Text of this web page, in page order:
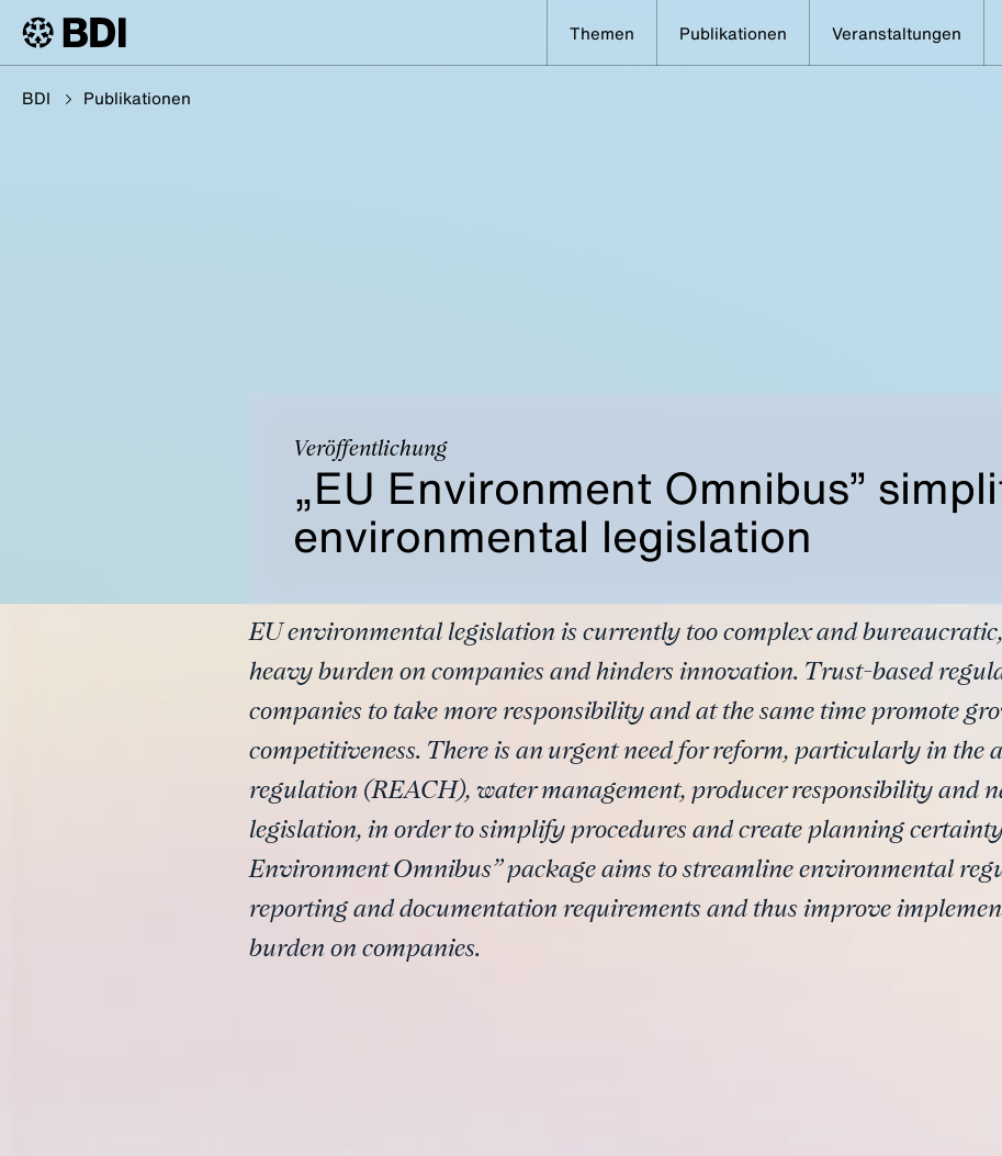
Themen Publikationen Veranstaltungen
BDI Publikationen
Veröffentlichung
„EU Environment Omnibus”
environmental legislation
EU environmental legislation is currently too complex and
heavy burden on companies and hinders innovation. Trust-based
companies to take more responsibility and at the same time promote
competitiveness. There is an urgent need for reform, particularly in the
regulation (REACH), water management, producer responsibility and
legislation, in order to simplify procedures and create planning
Environment Omnibus” package aims to streamline environmental
reporting and documentation requirements and thus improve
burden on companies.